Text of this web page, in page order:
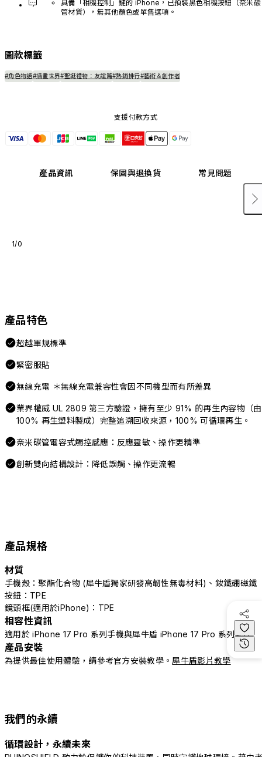
具備「相機控制」鍵的 iPhone，已預裝黑色相機按鈕（奈米碳
管材質），無其他顏色或單售選項。
圖款標籤
#角色物語#插畫世界#聖誕禮物：友誼篇#熱銷排行#藝術＆創作者
支援付款方式
產品資訊 保固與退換貨 常見問題
1/0
產品特色
超越軍規標準
緊密服貼
無線充電 ＊無線充電兼容性會因不同機型而有所差異
業界權威 UL 2809 第三方驗證，擁有至少 91% 的再生內容物（由
100% 再生塑料製成）完整追溯回收來源，100% 可循環再生。
奈米碳管電容式觸控感應：反應靈敏、操作更精準
創新雙向結構設計：降低誤觸、操作更流暢
產品規格
材質
手機殼：聚酯化合物 (犀牛盾獨家研發高韌性無毒材料)、釹鐵硼磁鐵
按鈕：TPE
鏡頭框(適用於iPhone)：TPE
相容性資訊
適用於 iPhone 17 Pro 系列手機與犀牛盾 iPhone 17 Pro 系列配件
產品安裝
為提供最佳使用體驗，請參考官方安裝教學。 犀牛盾影片教學
我們的永續
循環設計，永續未來